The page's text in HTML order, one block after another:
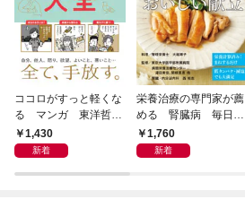
ココロがすっと軽くな
る マンガ 東洋哲学
大全1,430
新着
栄養治療の専門家が薦
める 腎臓病 毎日の
おいしい献立
1,760
新着